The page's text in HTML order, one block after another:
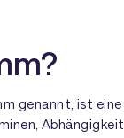
genannt, ist